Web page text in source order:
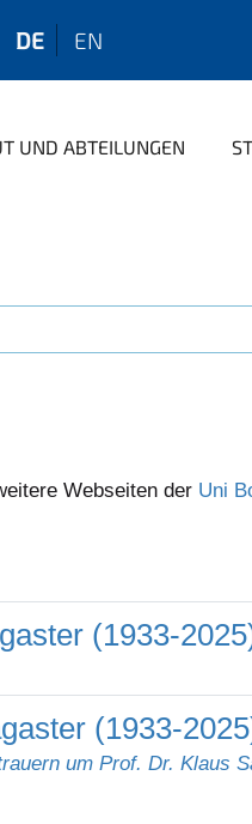
DE EN
UND ABTEILUNGEN
Webseiten der Uni
(1933-
(1933-
um Prof. Dr. Klaus